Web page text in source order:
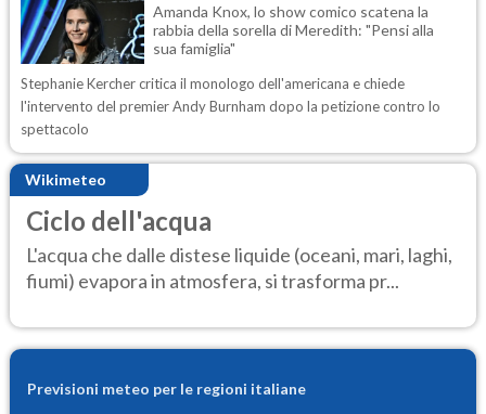
Amanda Knox, lo show comico scatena la
rabbia della sorella di Meredith: "Pensi alla
sua famiglia"
Stephanie Kercher critica il monologo dell'americana e chiede
l'intervento del premier Andy Burnham dopo la petizione contro lo
spettacolo
Wikimeteo
Ciclo dell'acqua
L'acqua che dalle distese liquide (oceani, mari, laghi,
fiumi) evapora in atmosfera, si trasforma pr...
Previsioni meteo per le regioni italiane